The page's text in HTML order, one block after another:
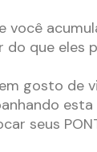
você
do que eles
gosto de
seus